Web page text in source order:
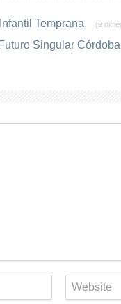
Temprana. (9
Singular
Web